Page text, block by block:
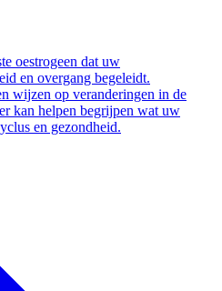
oestrogeen dat uw
en overgang begeleidt.
wijzen op veranderingen in de
kan helpen begrijpen wat uw
en gezondheid.